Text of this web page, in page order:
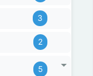
3
2
5